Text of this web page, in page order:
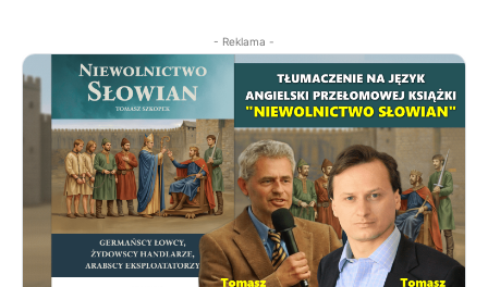
- Reklama -